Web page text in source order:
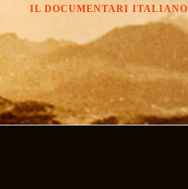
IL DOCUMENTARI ITALIANO